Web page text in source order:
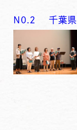
N0. 2 千葉県